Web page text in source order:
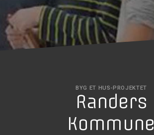
BYG ET HUS-PROJEKTET
Randers
Kommune